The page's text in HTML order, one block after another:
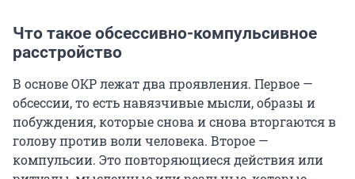
Что такое обсессивно-компульсивное
расстройство
В основе ОКР лежат два проявления. Первое —
обсессии, то есть навязчивые мысли, образы и
побуждения, которые снова и снова вторгаются в
голову против воли человека. Второе —
компульсии. Это повторяющиеся действия или